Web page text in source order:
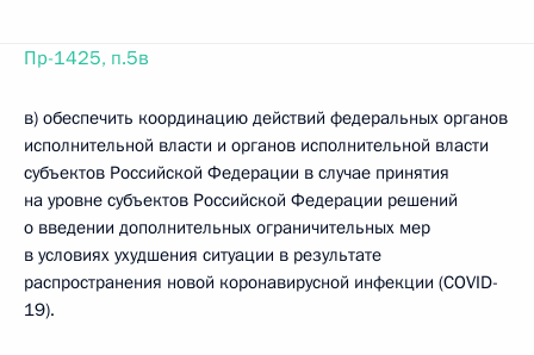
Пр-1425, п.5в
в) обеспечить координацию действий федеральных органов
исполнительной власти и органов исполнительной власти
субъектов Российской Федерации в случае принятия
на уровне субъектов Российской Федерации решений
о введении дополнительных ограничительных мер
в условиях ухудшения ситуации в результате
распространения новой коронавирусной инфекции (COVID-
19).